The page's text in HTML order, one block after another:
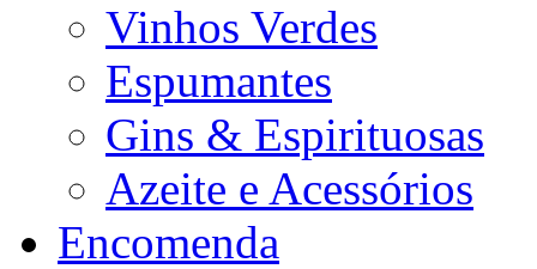
Vinhos Verdes
Espumantes
Gins & Espirituosas
Azeite e Acessórios
Encomenda